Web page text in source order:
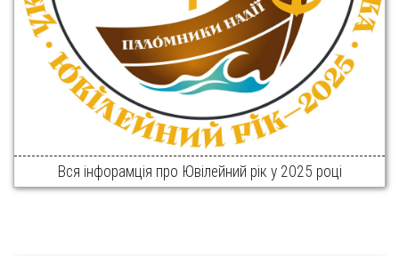
Вся інфорамція про Ювілейний рік у 2025 році